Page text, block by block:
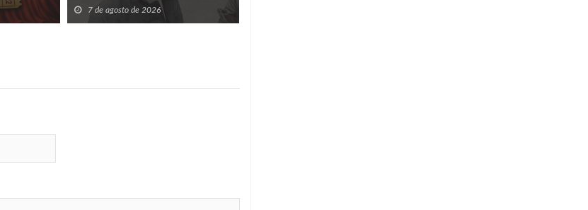
7 de agosto de 2026